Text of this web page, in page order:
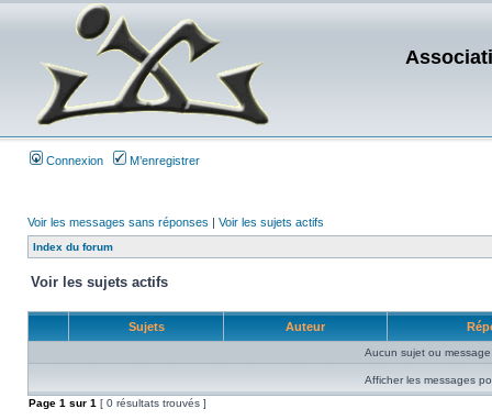
Connexion M’enregistrer
Voir les messages sans réponses | Voir les sujets actifs
Index du forum
Voir les sujets actifs
Sujets Auteur
Aucun sujet ou
Afficher les messages
Page 1 sur 1 [ 0 résultats trouvés ]